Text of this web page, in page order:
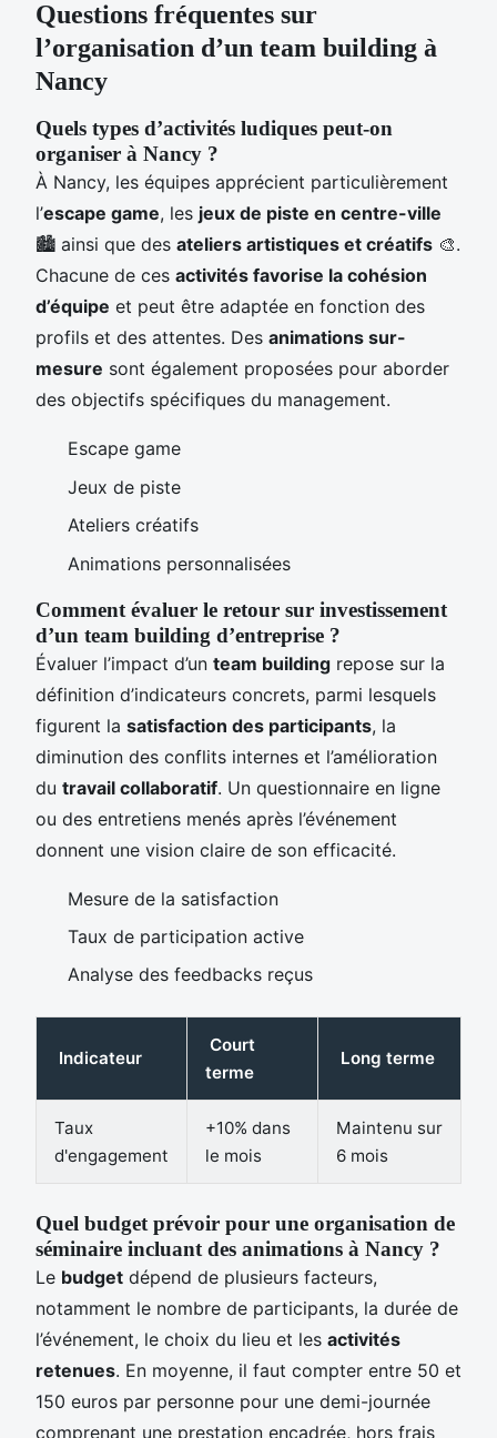
Questions fréquentes sur
l’organisation d’un team building à
Nancy
Quels types d’activités ludiques peut-on
organiser à Nancy ?
À Nancy, les équipes apprécient particulièrement
l’escape game, les jeux de piste en centre-ville
🏙️ ainsi que des ateliers artistiques et créatifs 🎨.
Chacune de ces activités favorise la cohésion
d’équipe et peut être adaptée en fonction des
profils et des attentes. Des animations sur-
mesure sont également proposées pour aborder
des objectifs spécifiques du management.
Escape game
Jeux de piste
Ateliers créatifs
Animations personnalisées
Comment évaluer le retour sur investissement
d’un team building d’entreprise ?
Évaluer l’impact d’un team building repose sur la
définition d’indicateurs concrets, parmi lesquels
figurent la satisfaction des participants, la
diminution des conflits internes et l’amélioration
du travail collaboratif. Un questionnaire en ligne
ou des entretiens menés après l’événement
donnent une vision claire de son efficacité.
Mesure de la satisfaction
Taux de participation active
Analyse des feedbacks reçus
Indicateur
Court
terme
Long terme
Taux
d'engagement
+10% dans
le mois
Maintenu sur
6 mois
Quel budget prévoir pour une organisation de
séminaire incluant des animations à Nancy ?
Le budget dépend de plusieurs facteurs,
notamment le nombre de participants, la durée de
l’événement, le choix du lieu et les activités
retenues. En moyenne, il faut compter entre 50 et
150 euros par personne pour une demi-journée
comprenant une prestation encadrée, hors frais